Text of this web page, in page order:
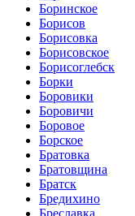
Боринское
Борисов
Борисовка
Борисовское
Борисоглебск
Борки
Боровики
Боровичи
Боровое
Борское
Братовка
Братовщина
Братск
Бредихино
Бреславка